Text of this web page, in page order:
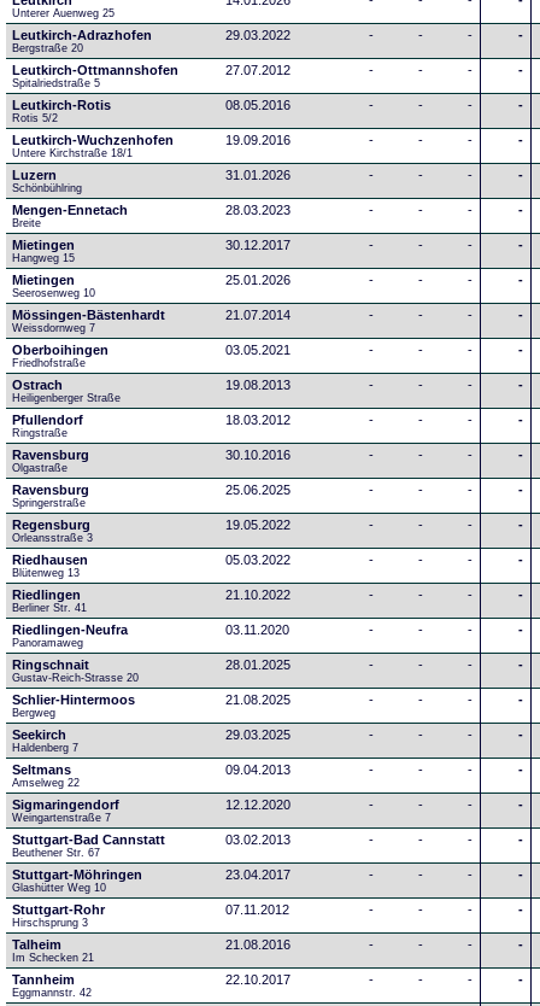
Unterer Auenweg 25
Leutkirch-Adrazhofen
Bergstraße 20
29.03.2022 - - - -
Leutkirch-Ottmannshofen
Spitalriedstraße 5
27.07.2012 - - - -
Leutkirch-Rotis
Rotis 5/2
08.05.2016 - - - -
Leutkirch-Wuchzenhofen
Untere Kirchstraße 18/1
19.09.2016 - - - -
Luzern
Schönbühlring
31.01.2026 - - - -
Mengen-Ennetach
Breite
28.03.2023 - - - -
Mietingen
Hangweg 15
30.12.2017 - - - -
Mietingen
Seerosenweg 10
25.01.2026 - - - -
Mössingen-Bästenhardt
Weissdornweg 7
21.07.2014 - - - -
Oberboihingen
Friedhofstraße
03.05.2021 - - - -
Ostrach
Heiligenberger Straße
19.08.2013 - - - -
Pfullendorf
Ringstraße
18.03.2012 - - - -
Ravensburg
Olgastraße
30.10.2016 - - - -
Ravensburg
Springerstraße
25.06.2025 - - - -
Regensburg
Orleansstraße 3
19.05.2022 - - - -
Riedhausen
Blütenweg 13
05.03.2022 - - - -
Riedlingen
Berliner Str. 41
21.10.2022 - - - -
Riedlingen-Neufra
Panoramaweg
03.11.2020 - - - -
Ringschnait
Gustav-Reich-Strasse 20
28.01.2025 - - - -
Schlier-Hintermoos
Bergweg
21.08.2025 - - - -
Seekirch
Haldenberg 7
29.03.2025 - - - -
Seltmans
Amselweg 22
09.04.2013 - - - -
Sigmaringendorf
Weingartenstraße 7
12.12.2020 - - - -
Stuttgart-Bad Cannstatt
Beuthener Str. 67
03.02.2013 - - - -
Stuttgart-Möhringen
Glashütter Weg 10
23.04.2017 - - - -
Stuttgart-Rohr
Hirschsprung 3
07.11.2012 - - - -
Talheim
Im Schecken 21
21.08.2016 - - - -
Tannheim
Eggmannstr. 42
22.10.2017 - - - -